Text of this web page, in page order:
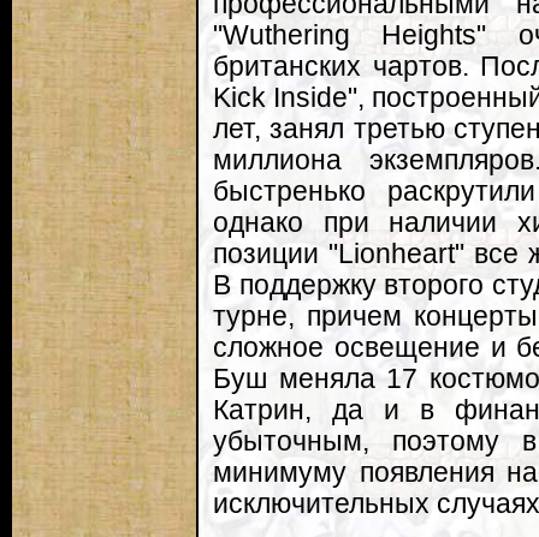
"Wuthering Heights"
британских чартов.
Kick Inside",
лет, занял третью
миллиона
быстренько
однако при наличии
позиции "Lionheart" все
В поддержку второго
турне, причем
сложное освещение и
Буш меняла 17
Катрин, да и в
убыточным, поэтому
минимуму появления
исключительных